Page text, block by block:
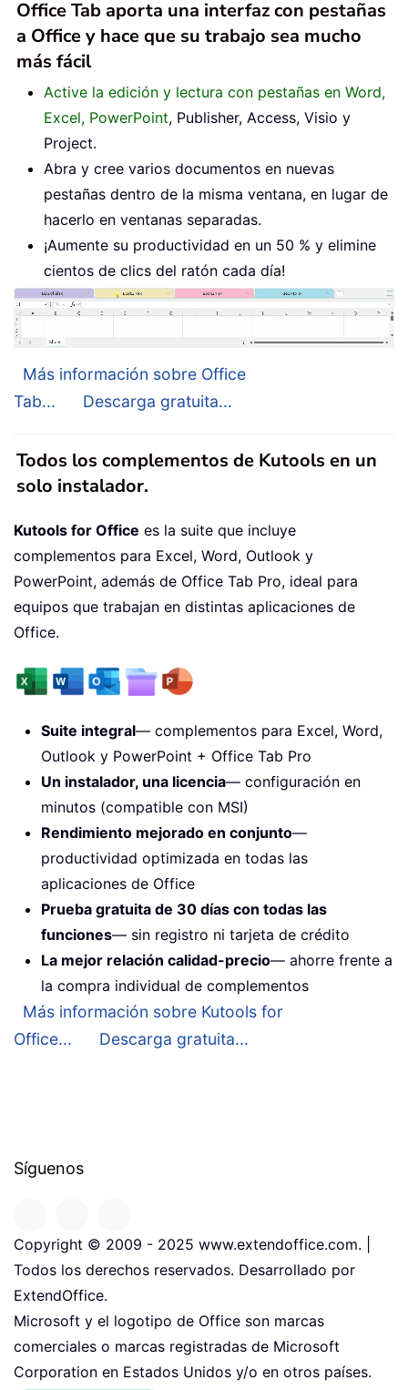
Office Tab aporta una interfaz con pestañas
a Office y hace que su trabajo sea mucho
más fácil
Active la edición y lectura con pestañas en Word,
Excel, PowerPoint, Publisher, Access, Visio y
Project.
Abra y cree varios documentos en nuevas
pestañas dentro de la misma ventana, en lugar de
hacerlo en ventanas separadas.
¡Aumente su productividad en un 50 % y elimine
cientos de clics del ratón cada día!
Más información sobre Office
Tab...
Descarga gratuita...
Todos los complementos de Kutools en un
solo instalador.
Kutools for Office es la suite que incluye
complementos para Excel, Word, Outlook y
PowerPoint, además de Office Tab Pro, ideal para
equipos que trabajan en distintas aplicaciones de
Office.
Suite integral— complementos para Excel, Word,
Outlook y PowerPoint + Office Tab Pro
Un instalador, una licencia— configuración en
minutos (compatible con MSI)
Rendimiento mejorado en conjunto—
productividad optimizada en todas las
aplicaciones de Office
Prueba gratuita de 30 días con todas las
funciones— sin registro ni tarjeta de crédito
La mejor relación calidad-precio— ahorre frente a
la compra individual de complementos
Más información sobre Kutools for
Office...
Descarga gratuita...
Síguenos
Copyright © 2009 - 2025 www.extendoffice.com. |
Todos los derechos reservados. Desarrollado por
ExtendOffice.
Microsoft y el logotipo de Office son marcas
comerciales o marcas registradas de Microsoft
Corporation en Estados Unidos y/o en otros países.